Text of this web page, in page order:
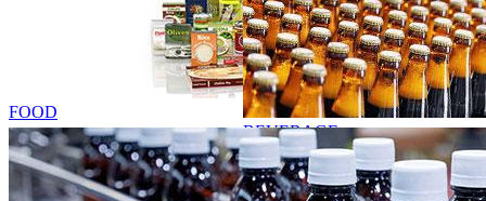
FOOD
BEVERAGE